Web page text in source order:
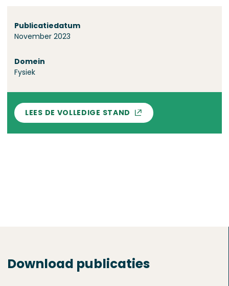
Publicatiedatum
November 2023
Domein
Fysiek
LEES DE VOLLEDIGE STAND
Download publicaties